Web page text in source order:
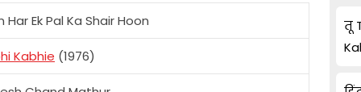
Har Ek Pal Ka Shair Hoon
Kabhie (1976)
तू